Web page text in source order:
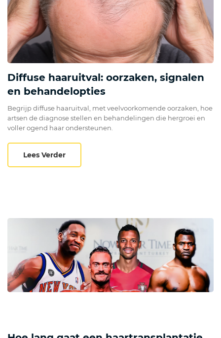
Diffuse haaruitval: oorzaken, signalen
en behandelopties
Begrijp diffuse haaruitval, met veelvoorkomende oorzaken, hoe
artsen de diagnose stellen en behandelingen die hergroei en
voller ogend haar ondersteunen.
Lees VerderDiffuse haaruitval: oorzaken, signalen en